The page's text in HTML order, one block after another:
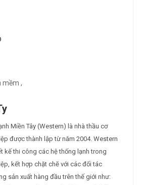
mềm ,
Miền Tây (Western) là nhà thầu cơ
được thành lập từ năm 2004. Western
kế thi công các hệ thống lạnh trong
kết hợp chặt chẽ với các đối tác
sản xuất hàng đầu trên thế giới như: